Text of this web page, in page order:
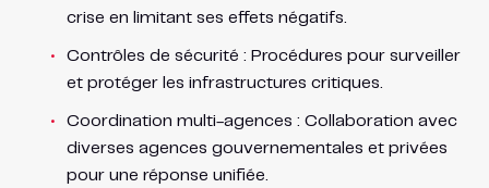
crise en limitant ses effets négatifs.
Contrôles de sécurité : Procédures pour surveiller
et protéger les infrastructures critiques.
Coordination multi-agences : Collaboration avec
diverses agences gouvernementales et privées
pour une réponse unifiée.